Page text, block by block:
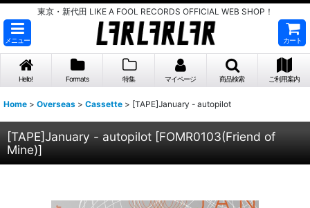
東京・新代田 LIKE A FOOL RECORDS OFFICIAL WEB SHOP！
メニュー カート
Hello! Formats 特集 マイページ 商品検索 ご利用案内
Home > Overseas > Cassette > [TAPE]January - autopilot
[TAPE]January - autopilot [FOMR0103(Friend of
Mine)]